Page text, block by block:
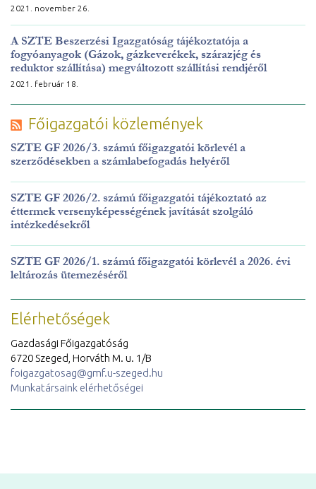
2021. november 26.
A SZTE Beszerzési Igazgatóság tájékoztatója a
fogyóanyagok (Gázok, gázkeverékek, szárazjég és
reduktor szállítása) megváltozott szállítási rendjéről
2021. február 18.
Főigazgatói közlemények
SZTE GF 2026/3. számú főigazgatói körlevél a
szerződésekben a számlabefogadás helyéről
SZTE GF 2026/2. számú főigazgatói tájékoztató az
éttermek versenyképességének javítását szolgáló
intézkedésekről
SZTE GF 2026/1. számú főigazgatói körlevél a 2026. évi
leltározás ütemezéséről
Elérhetőségek
Gazdasági Főigazgatóság
6720 Szeged, Horváth M. u. 1/B
foigazgatosag@gmf.u-szeged.hu
Munkatársaink elérhetőségei